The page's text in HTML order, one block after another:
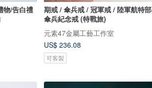
物/告白禮
期戒 / 傘兵戒 / 冠軍戒 / 陸軍航特部
傘兵紀念戒 (特戰旅)
元素47金屬工藝工作室
US$ 236.08
可客製